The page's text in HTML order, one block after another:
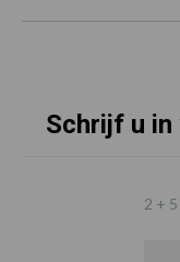
Schrijf u
2 + 5